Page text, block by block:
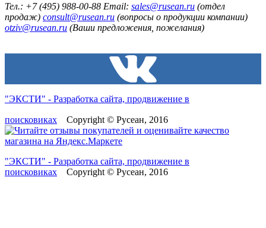
Тел.: +7 (495) 988-00-88 Email: sales@rusean.ru (отдел
продаж) consult@rusean.ru (вопросы о продукции компании)
otziv@rusean.ru (Ваши предложения, пожелания)
"ЭКСТИ" - Разработка сайта, продвижение в
поисковиках Copyright © Русеан, 2016
"ЭКСТИ" - Разработка сайта, продвижение в
поисковиках Copyright © Русеан, 2016